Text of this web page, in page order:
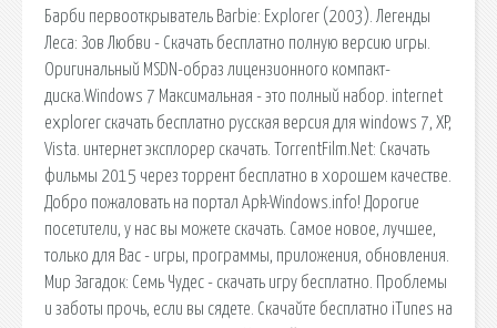
Барби первооткрыватель Barbie: Explorer (2003). Легенды
Леса: Зов Любви - Скачать бесплатно полную версию игры.
Оригинальный MSDN-образ лицензионного компакт-
диска.Windows 7 Максимальная - это полный набор. internet
explorer скачать бесплатно русская версия для windows 7, XP,
Vista. интернет эксплорер скачать. TorrentFilm.Net: Cкачать
фильмы 2015 через торрент бесплатно в хорошем качестве.
Добро пожаловать на портал Apk-Windows.info! Дорогие
посетители, у нас вы можете скачать. Самое новое, лучшее,
только для Вас - игры, программы, приложения, обновления.
Мир Загадок: Семь Чудес - скачать игру бесплатно. Проблемы
и заботы прочь, если вы сядете. Скачайте бесплатно iTunes на